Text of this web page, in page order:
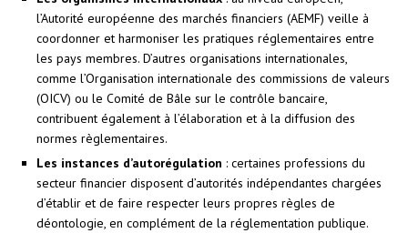
l’Autorité européenne des marchés financiers (AEMF) veille à
coordonner et harmoniser les pratiques réglementaires entre
les pays membres. D’autres organisations internationales,
comme l’Organisation internationale des commissions de valeurs
(OICV) ou le Comité de Bâle sur le contrôle bancaire,
contribuent également à l’élaboration et à la diffusion des
normes règlementaires.
Les instances d’autorégulation : certaines professions du
secteur financier disposent d’autorités indépendantes chargées
d’établir et de faire respecter leurs propres règles de
déontologie, en complément de la réglementation publique.